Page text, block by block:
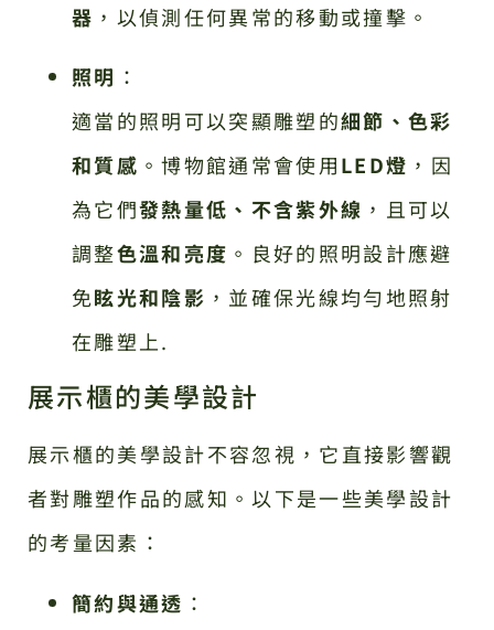
器 ，以偵測任何異常的移動或撞擊。
照明 ：
適當的照明可以突顯雕塑的細節、色彩
和質感 。博物館通常會使用LED燈 ，因
為它們發熱量低、不含紫外線 ，且可以
調整色溫和亮度 。良好的照明設計應避
免眩光和陰影 ，並確保光線均勻地照射
在雕塑上.
展示櫃的美學設計
展示櫃的美學設計不容忽視，它直接影響觀
者對雕塑作品的感知。以下是一些美學設計
的考量因素：
簡約與通透 ：